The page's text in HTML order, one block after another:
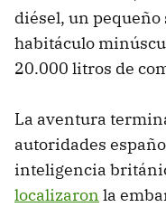
diésel, un
habitáculo
20.000 litros de
La aventura
autoridades
inteligencia
localizaron la